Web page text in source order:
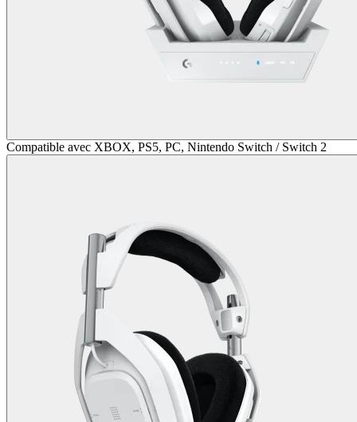
Compatible avec XBOX, PS5, PC, Nintendo Switch / Switch 2